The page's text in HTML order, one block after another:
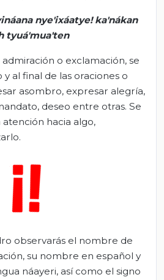
nye'ixáatye!ka'nákan
tyuá'mua'ten
o exclamación, se
al final de las oraciones o
asombro, expresar alegría,
deseo entre otras. Se
hacia algo,
observarás el nombre de
su nombre en español y
náayeri, así como el signo